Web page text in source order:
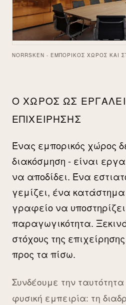
NORRSKEN - ΕΜΠΟΡΙΚΌΣ ΧΏΡΟΣ ΚΑΙ
Ο ΧΏΡΟΣ ΩΣ
ΕΠΙΧΕΊΡΗΣΗΣ
Ένας εμπορικός χώρος
διακόσμηση - είναι
να αποδίδει. Ένα
γεμίζει, ένα
γραφείο να
παραγωγικότητα.
στόχους της
προς τα πίσω.
Συνδέουμε την
φυσική εμπειρία: τη